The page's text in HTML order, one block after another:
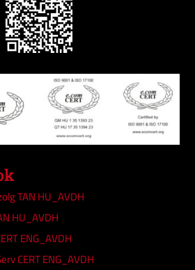
TAN HU_AVDH
HU_AVDH
ENG_AVDH
CERT ENG_AVDH